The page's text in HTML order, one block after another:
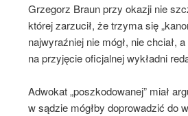
Grzegorz Braun przy okazji nie
której zarzucił, że trzyma się
najwyraźniej nie mógł, nie chciał,
na przyjęcie oficjalnej wykładni
Adwokat „poszkodowanej” miał
w sądzie mógłby doprowadzić do